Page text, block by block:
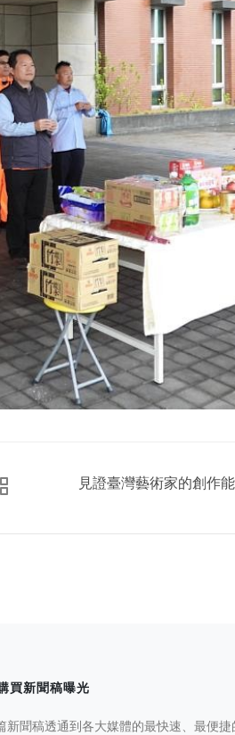
見證臺灣藝術家的創作
買新聞稿曝光
新聞稿透通到各大媒體的最快速、最便捷